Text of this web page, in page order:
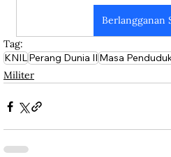
Berlangganan
Tag:
KNILPerang Dunia IIMasa
Militer